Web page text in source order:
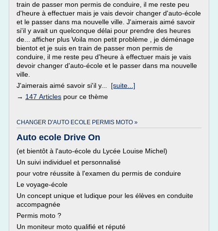
train de passer mon permis de conduire, il me reste peu
d'heure à effectuer mais je vais devoir changer d'auto-école
et le passer dans ma nouvelle ville. J'aimerais aimé savoir
si'il y avait un quelconque délai pour prendre des heures
de... afficher plus Voila mon petit problème , je déménage
bientot et je suis en train de passer mon permis de
conduire, il me reste peu d'heure à effectuer mais je vais
devoir changer d'auto-école et le passer dans ma nouvelle
ville.
J'aimerais aimé savoir si'il y... [suite...]
→ 147 Articles pour ce thème
CHANGER D'AUTO ECOLE PERMIS MOTO »
Auto ecole Drive On
(et bientôt à l'auto-école du Lycée Louise Michel)
Un suivi individuel et personnalisé
pour votre réussite à l'examen du permis de conduire
Le voyage-école
Un concept unique et ludique pour les élèves en conduite
accompagnée
Permis moto ?
Un moniteur moto qualifié et réputé